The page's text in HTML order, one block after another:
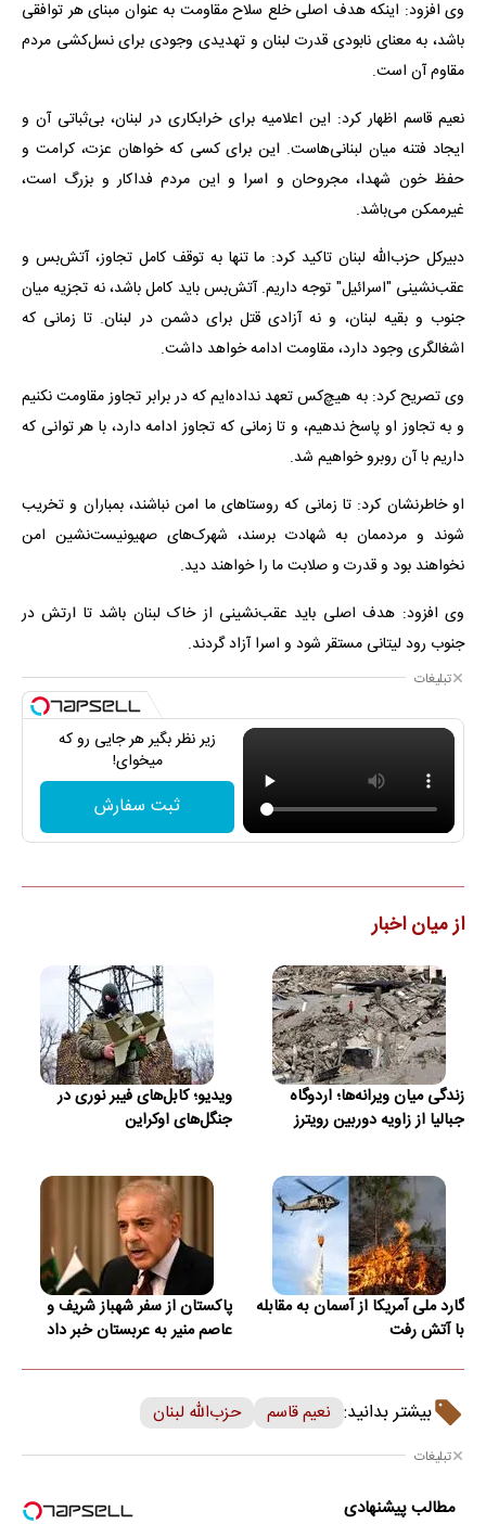
وی افزود: اینکه هدف اصلی خلع سلاح مقاومت به عنوان مبنای هر توافقی
باشد، به معنای نابودی قدرت لبنان و تهدیدی وجودی برای نسل‌کشی مردم
مقاوم آن است.
نعیم قاسم اظهار کرد: این اعلامیه برای خرابکاری در لبنان، بی‌ثباتی آن و
ایجاد فتنه میان لبنانی‌هاست. این برای کسی که خواهان عزت، کرامت و
حفظ خون شهدا، مجروحان و اسرا و این مردم فداکار و بزرگ است،
غیرممکن می‌باشد.
دبیرکل حزب‌الله لبنان تاکید کرد: ما تنها به توقف کامل تجاوز، آتش‌بس و
عقب‌نشینی "اسرائیل" توجه داریم. آتش‌بس باید کامل باشد، نه تجزیه میان
جنوب و بقیه لبنان، و نه آزادی قتل برای دشمن در لبنان. تا زمانی که
اشغالگری وجود دارد، مقاومت ادامه خواهد داشت.
وی تصریح کرد: به هیچ‌کس تعهد نداده‌ایم که در برابر تجاوز مقاومت نکنیم
و به تجاوز او پاسخ ندهیم، و تا زمانی که تجاوز ادامه دارد، با هر توانی که
داریم با آن روبرو خواهیم شد.
او خاطرنشان کرد: تا زمانی که روستاهای ما امن نباشند، بمباران و تخریب
شوند و مردممان به شهادت برسند، شهرک‌های صهیونیست‌نشین امن
نخواهند بود و قدرت و صلابت ما را خواهند دید.
وی افزود: هدف اصلی باید عقب‌نشینی از خاک لبنان باشد تا ارتش در
جنوب رود لیتانی مستقر شود و اسرا آزاد گردند.
تبلیغات
زیر نظر بگیر هر جایی رو که
میخوای!
ثبت سفارش
از میان اخبار
زندگی میان ویرانه‌ها؛ اردوگاه
جبالیا از زاویه دوربین رویترز
ویدیو؛ کابل‌های فیبر نوری در
جنگل‌های اوکراین
گارد ملی آمریکا از آسمان به مقابله
با آتش رفت
پاکستان از سفر شهباز شریف و
عاصم منیر به عربستان خبر داد
بیشتر بدانید: نعیم قاسم حزب‌الله لبنان
تبلیغات
مطالب پیشنهادی